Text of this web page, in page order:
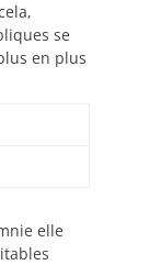
se
en plus
elle